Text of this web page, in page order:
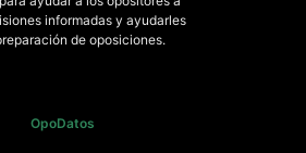
informadas y ayudarles
de oposiciones.
OpoDatos